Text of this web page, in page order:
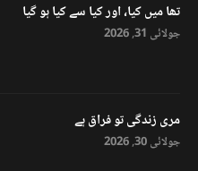
تھا میں کیا، اور کیا سے کیا ہو گیا
جولائی 31, 2026
مری زندگی تو فراق ہے
جولائی 30, 2026